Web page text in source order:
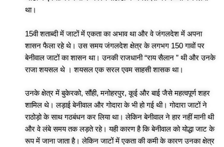
था।
15वी शताब्दी में जाटों में एकता का अभाव था और वे जंगलदेश में अपना
शासन फैला रहे थे।उस समय जंगलदेश क्षेत्र के लगभग 150 गावों पर
बेनीवाल जाटों का शासन था। उनकी राजधानी “राय सैलान ” थी और उनके
राजा शयसल थे । शयसल एक सरल एवम साहसी शासक था।
उनके क्षेत्र में बुकेरको, सौंही, मनोहरपुर, कूई और बाई जैसे महत्वपूर्ण शहर
शामिल थे। लड़ाई बेनीवाल और गोदारा के भी हो गई थी। गोदारा जाटों ने
राठोड़ो के साथ गठबंधन कर लिया था। लेकिन बेनीवाल ने हार नहीं मानी थी
और वे लंबे समय तक लड़ते रहे। यही कारण है कि बेनीवाल को योद्धा जाट के
रूप में जाना जाता है। लेकिन जाटों में एकता की कमी के कारण उनका क्षेत्र